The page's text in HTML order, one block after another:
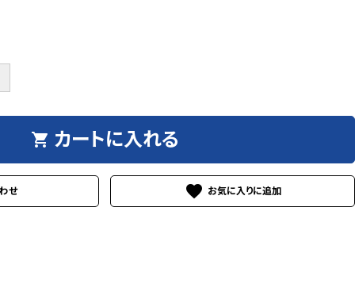
shopping_cart カートに入れる
せ favorite